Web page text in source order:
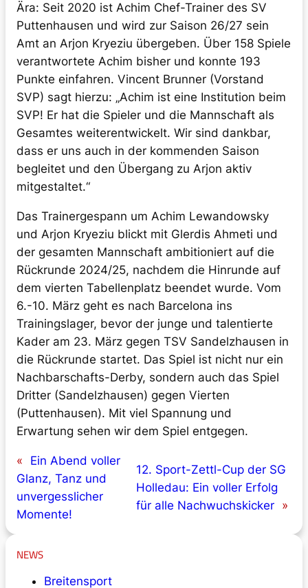
Ära: Seit 2020 ist Achim Chef-Trainer des SV
Puttenhausen und wird zur Saison 26/27 sein
Amt an Arjon Kryeziu übergeben. Über 158 Spiele
verantwortete Achim bisher und konnte 193
Punkte einfahren. Vincent Brunner (Vorstand
SVP) sagt hierzu: „Achim ist eine Institution beim
SVP! Er hat die Spieler und die Mannschaft als
Gesamtes weiterentwickelt. Wir sind dankbar,
dass er uns auch in der kommenden Saison
begleitet und den Übergang zu Arjon aktiv
mitgestaltet.“
Das Trainergespann um Achim Lewandowsky
und Arjon Kryeziu blickt mit Glerdis Ahmeti und
der gesamten Mannschaft ambitioniert auf die
Rückrunde 2024/25, nachdem die Hinrunde auf
dem vierten Tabellenplatz beendet wurde. Vom
6.-10. März geht es nach Barcelona ins
Trainingslager, bevor der junge und talentierte
Kader am 23. März gegen TSV Sandelzhausen in
die Rückrunde startet. Das Spiel ist nicht nur ein
Nachbarschafts-Derby, sondern auch das Spiel
Dritter (Sandelzhausen) gegen Vierten
(Puttenhausen). Mit viel Spannung und
Erwartung sehen wir dem Spiel entgegen.
«
Ein Abend voller
Glanz, Tanz und
unvergesslicher
Momente!
12. Sport-Zettl-Cup der SG
Holledau: Ein voller Erfolg
für alle Nachwuchskicker
»
NEWS
Breitensport